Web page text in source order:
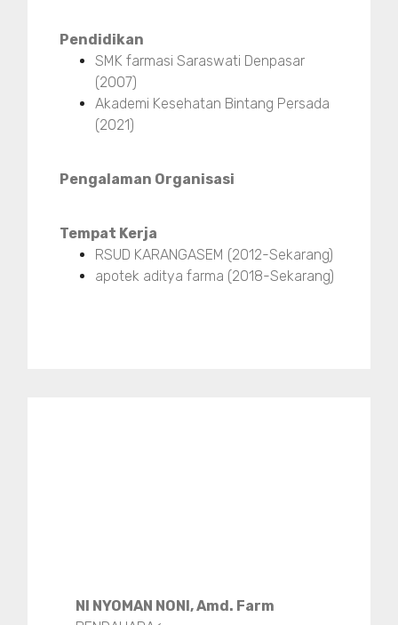
Pendidikan
SMK farmasi Saraswati Denpasar
(2007)
Akademi Kesehatan Bintang Persada
(2021)
Pengalaman Organisasi
Tempat Kerja
RSUD KARANGASEM (2012-Sekarang)
apotek aditya farma (2018-Sekarang)
NI NYOMAN NONI, Amd. Farm